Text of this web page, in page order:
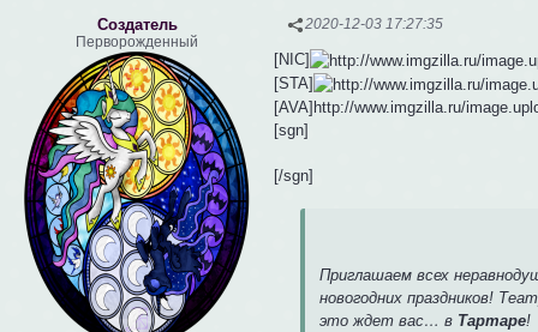
2020-12-03 17:27:35
Создатель
Перворожденный
[NIC]
[STA]
[AVA]http://www.imgzilla.ru/
[sgn]
[/sgn]
Приглашаем всех
новогодних праздников!
это ждет вас… в Тартаре!